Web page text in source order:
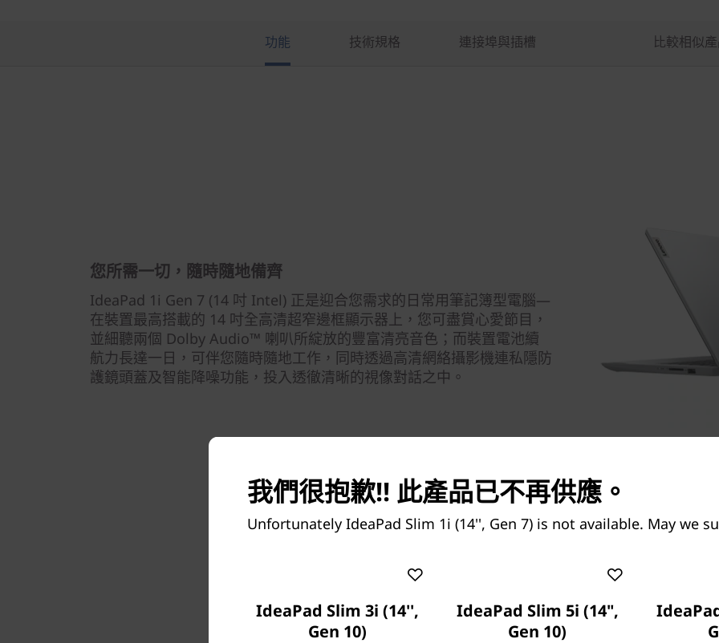
功能 技術規格 連接埠與插槽 比較相似
您所需一切，隨時隨地備齊
IdeaPad 1i Gen 7 (14 吋 Intel) 正是迎合您需求的日常用筆記簿型電腦—
在裝置最高搭載的 14 吋全高清超窄邊框顯示器上，您可盡賞心愛節目，
並細聽兩個 Dolby Audio™ 喇叭所綻放的豐富清亮音色；而裝置電池續
航力長達一日，可伴您隨時隨地工作，同時透過高清網絡攝影機連私隱防
護鏡頭蓋及智能降噪功能，投入透徹清晰的視像對話之中。
我們很抱歉!! 此產品已不再供應。
Unfortunately IdeaPad Slim 1i (14'', Gen 7) is not available. May we
IdeaPad Slim 3i (14'',
Gen 10)
IdeaPad Slim 5i (14",
Gen 10)